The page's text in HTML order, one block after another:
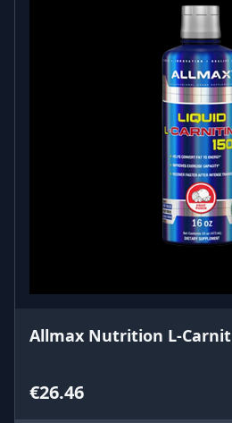
Allmax Nutrition L-Carnit
€26.46